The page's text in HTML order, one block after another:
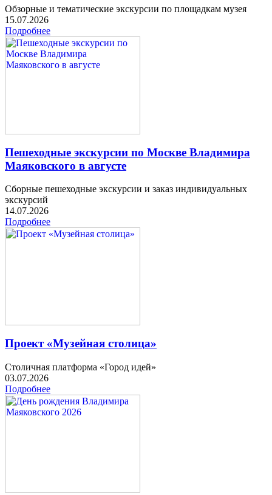
Обзорные и тематические экскурсии по площадкам музея
15.07.2026
Подробнее
Пешеходные экскурсии по Москве Владимира
Маяковского в августе
Сборные пешеходные экскурсии и заказ индивидуальных
экскурсий
14.07.2026
Подробнее
Проект «Музейная столица»
Столичная платформа «Город идей»
03.07.2026
Подробнее